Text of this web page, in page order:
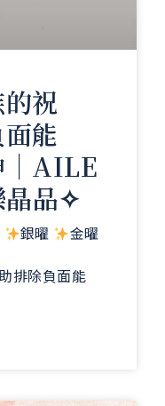
祝
能
｜AILE
晶品✧
銀曜
金曜
排除負面能